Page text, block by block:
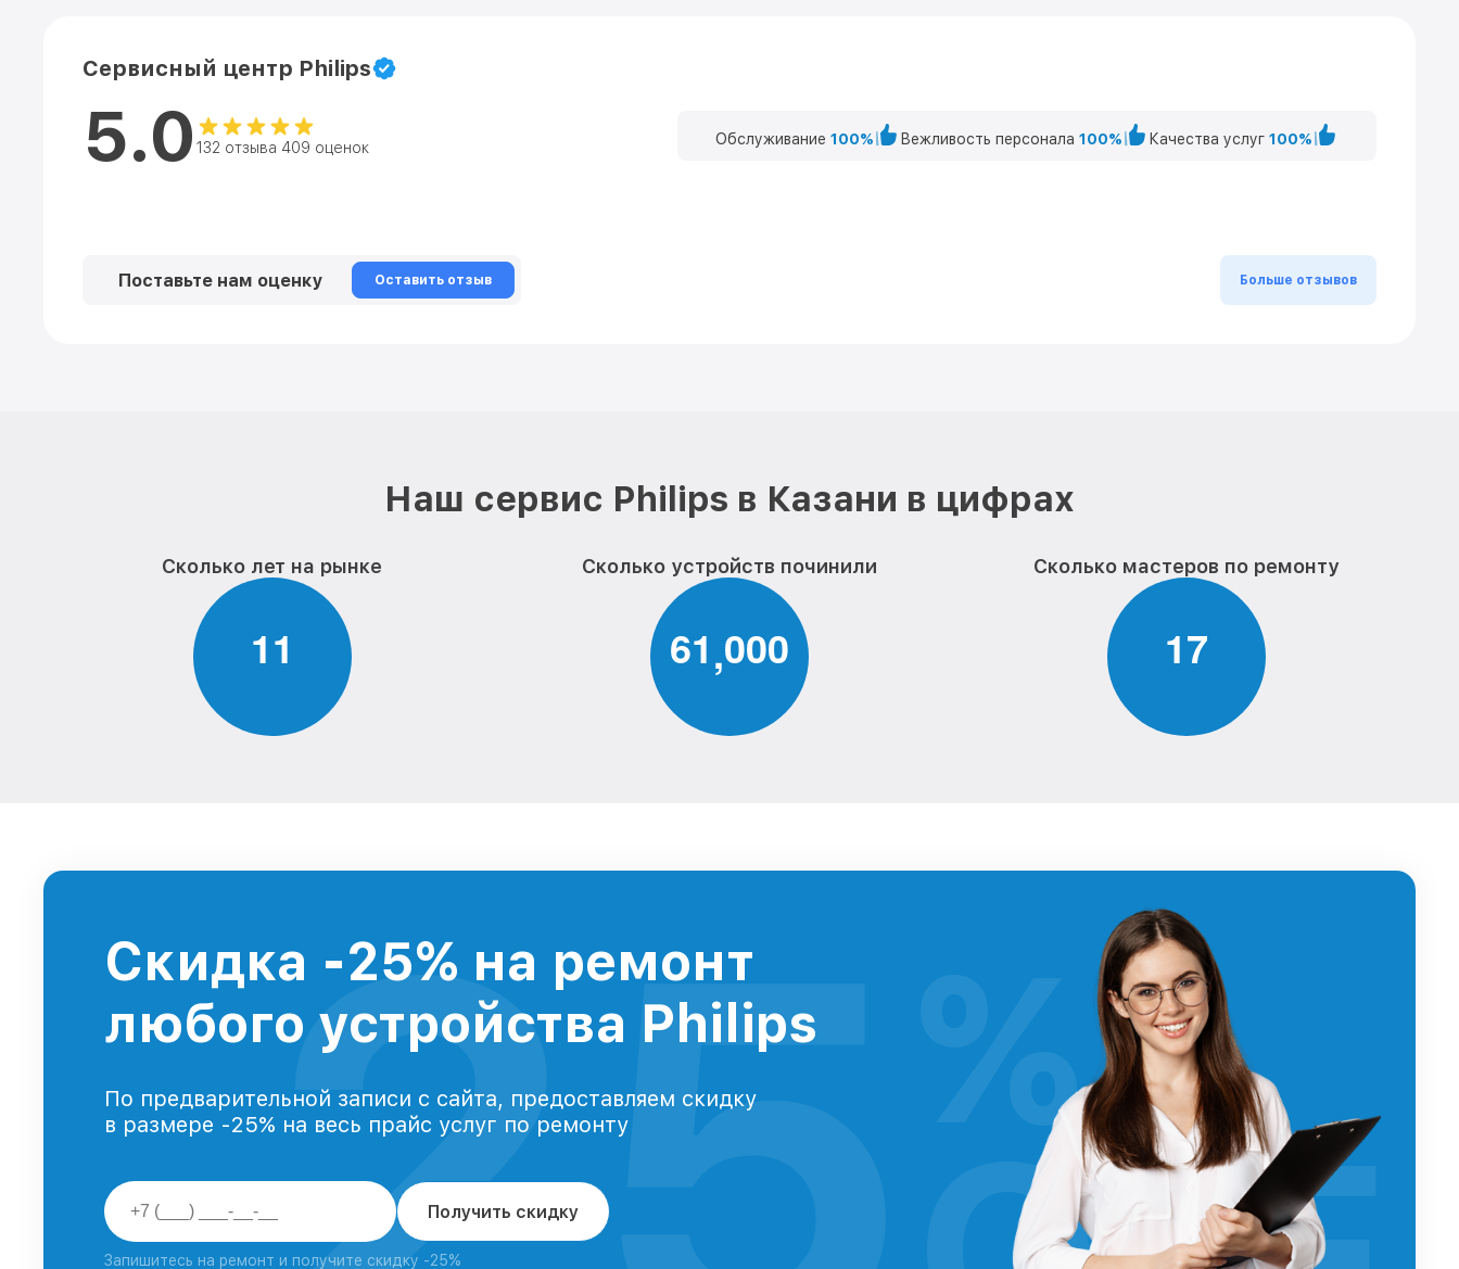
Сервисный центр Philips
5.0 132 отзыва 409 оценок Обслуживание 100% Вежливость персонала 100% Качества услуг 100%
Поставьте нам оценку Оставить отзыв Больше отзывов
Наш сервис Philips в Казани в цифрах
Сколько лет на рынке
11
Сколько устройств починили
61,000
Сколько мастеров по ремонту
17
Скидка -25% на ремонт
любого устройства Philips
По предварительной записи с сайта, предоставляем скидку
в размере -25% на весь прайс услуг по ремонту
Получить скидку
Запишитесь на ремонт и получите скидку -25%
%